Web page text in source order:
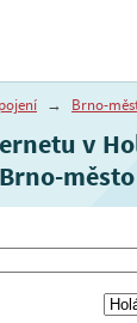
→ Brno-
v
Brno-město